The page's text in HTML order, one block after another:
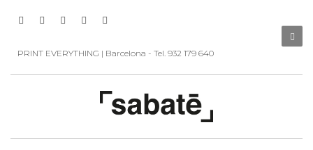
PRINT EVERYTHING | Barcelona - Tel. 932 179 640